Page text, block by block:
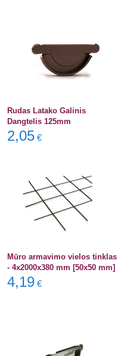
Rudas Latako Galinis
Dangtelis 125mm
2,05 €
Mūro armavimo vielos tinklas
- 4x2000x380 mm [50x50 mm]
4,19 €